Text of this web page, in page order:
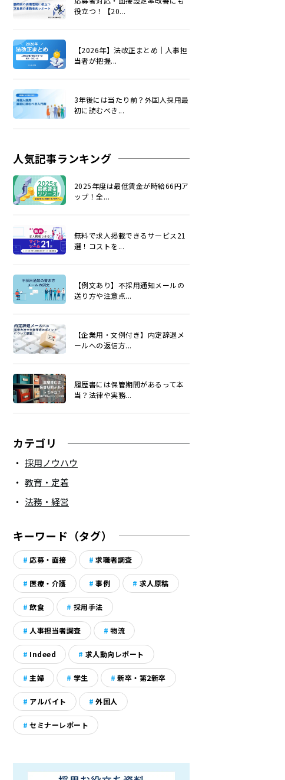
役立つ！【20...
【2026年】法改正まとめ｜人事担
当者が把握...
3年後には当たり前？外国人採用最
初に読むべき...
人気記事ランキング
2025年度は最低賃金が時給66円ア
ップ！全...
無料で求人掲載できるサービス21
選！コストを...
【例文あり】不採用通知メールの
送り方や注意点...
【企業用・文例付き】内定辞退メ
ールへの返信方...
履歴書には保管期間があるって本
当？法律や実務...
カテゴリ
採用ノウハウ
教育・定着
法務・経営
キーワード（タグ）
応募・面接 求職者調査
医療・介護 事例 求人原稿
飲食 採用手法
人事担当者調査 物流
Indeed 求人動向レポート
主婦 学生 新卒・第2新卒
アルバイト 外国人
セミナーレポート